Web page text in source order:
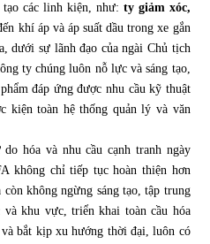
tạo các linh kiện, như: ty giảm xóc,
khí áp và áp suất dầu trong xe gắn
dưới sự lãnh đạo của ngài Chủ tịch
ty chúng luôn nỗ lực và sáng tạo,
đáp ứng được nhu cầu kỹ thuật
kiện toàn hệ thống quản lý và văn
hóa và nhu cầu cạnh tranh ngày
không chỉ tiếp tục hoàn thiện hơn
không ngừng sáng tạo, tập trung
khu vực, triển khai toàn cầu hóa
bắt kịp xu hướng thời đại, luôn có